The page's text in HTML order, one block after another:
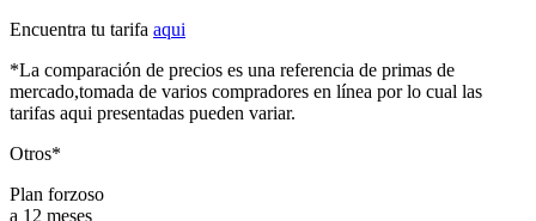
Encuentra tu tarifa aqui
*La comparación de precios es una referencia de primas de
mercado,tomada de varios compradores en línea por lo cual las
tarifas aqui presentadas pueden variar.
Otros*
Plan forzoso
a 12 meses